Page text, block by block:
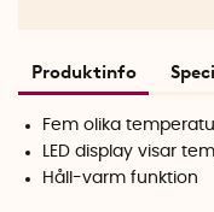
Produktinfo
Fem olika
LED display visar
Håll-varm funktion